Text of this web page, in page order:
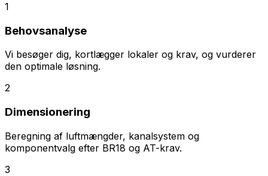
1
Behovsanalyse
Vi besøger dig, kortlægger lokaler og krav, og vurderer
den optimale løsning.
2
Dimensionering
Beregning af luftmængder, kanalsystem og
komponentvalg efter BR18 og AT-krav.
3